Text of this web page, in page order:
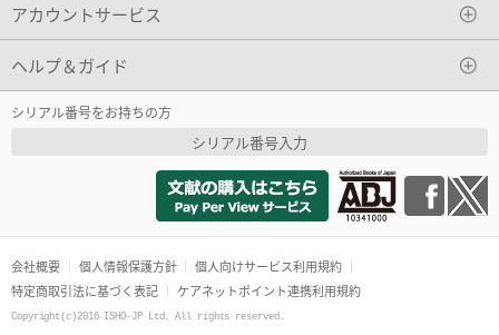
アカウントサービス
ヘルプ＆ガイド
シリアル番号をお持ちの方
シリアル番号入力
会社概要 個人情報保護方針
個人向けサービス利用規約
特定商取引法に基づく表記
ケアネットポイント連携利用規約
Copyright(c)2016 ISHO-JP Ltd. All rights reserved.